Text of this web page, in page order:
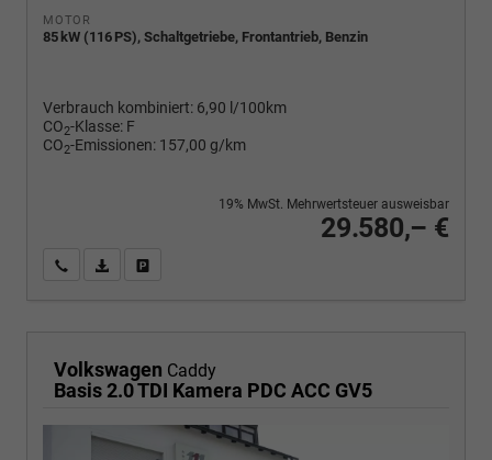
MOTOR
85 kW (116 PS), Schaltgetriebe, Frontantrieb, Benzin
Verbrauch kombiniert: 6,90 l/100km
CO2-Klasse: F
CO2-Emissionen: 157,00 g/km
29.580,– €
19% MwSt. Mehrwertsteuer ausweisbar
Wir rufen Sie anPDF-Fahrzeugexposé drucken
Volkswagen Caddy
Basis 2.0 TDI Kamera PDC ACC GV5